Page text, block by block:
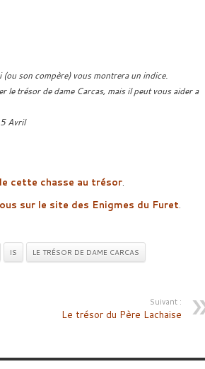
son compère) vous montrera un indice.
le trésor de dame Carcas, mais il peut vous aider a
Avril
cette chasse au trésor.
sur le site des Enigmes du Furet.
IS
LE TRÉSOR DE DAME CARCAS
Suivant :
Le trésor du Père Lachaise